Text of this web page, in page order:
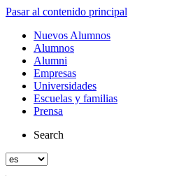
Pasar al contenido principal
Nuevos Alumnos
Alumnos
Alumni
Empresas
Universidades
Escuelas y familias
Prensa
Search